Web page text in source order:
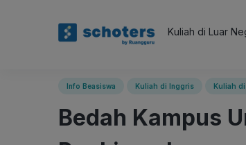
Kuliah di Luar
Info Beasiswa Kuliah di Inggris Kuliah di
Bedah Kampus